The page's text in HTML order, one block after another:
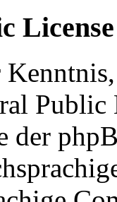
License
der